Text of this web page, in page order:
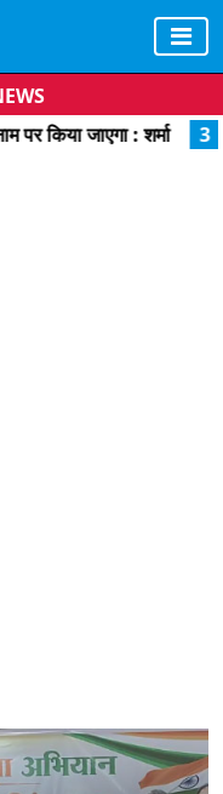
: शर्मा
3 अश्लील फोटो-